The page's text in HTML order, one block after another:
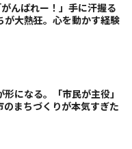
んばれー！」手に汗握る
が大熱狂。心を動かす経験
形になる。「市民が主役」
のまちづくりが本気すぎた